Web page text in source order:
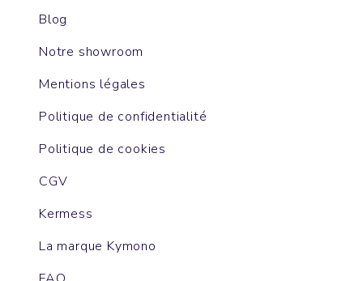
Blog
Notre showroom
Mentions légales
Politique de confidentialité
Politique de cookies
CGV
Kermess
La marque Kymono